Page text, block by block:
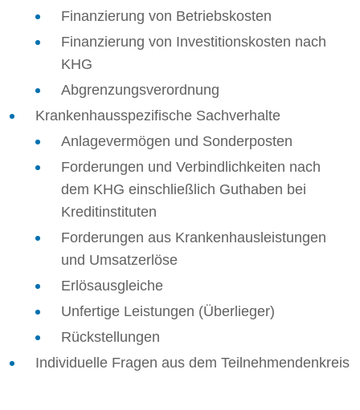
Finanzierung von Betriebskosten
Finanzierung von Investitionskosten nach
KHG
Abgrenzungsverordnung
Krankenhausspezifische Sachverhalte
Anlagevermögen und Sonderposten
Forderungen und Verbindlichkeiten nach
dem KHG einschließlich Guthaben bei
Kreditinstituten
Forderungen aus Krankenhausleistungen
und Umsatzerlöse
Erlösausgleiche
Unfertige Leistungen (Überlieger)
Rückstellungen
Individuelle Fragen aus dem Teilnehmendenkreis